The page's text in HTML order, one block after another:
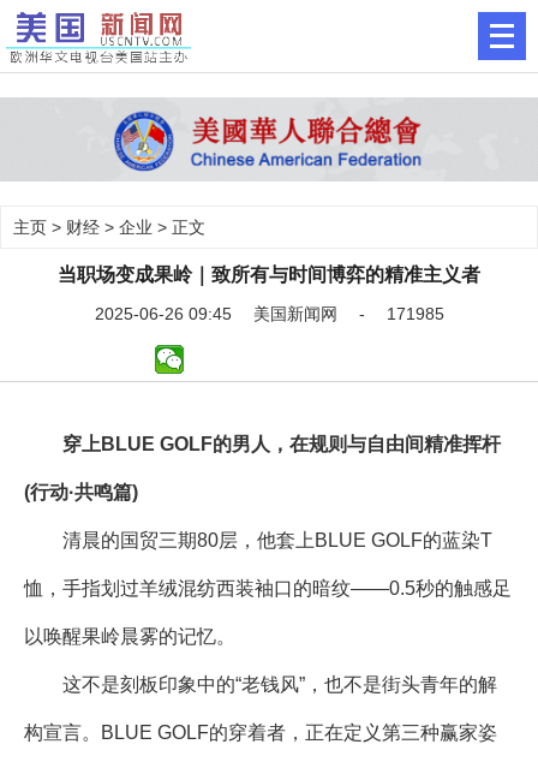
主页 > 财经 > 企业 > 正文
当职场变成果岭｜致所有与时间博弈的精准主义者
2025-06-26 09:45 美国新闻网 - 171985
穿上BLUE GOLF的男人，在规则与自由间精准挥杆
(行动·共鸣篇)
清晨的国贸三期80层，他套上BLUE GOLF的蓝染T
恤，手指划过羊绒混纺西装袖口的暗纹——0.5秒的触感足
以唤醒果岭晨雾的记忆。
这不是刻板印象中的“老钱风”，也不是街头青年的解
构宣言。BLUE GOLF的穿着者，正在定义第三种赢家姿